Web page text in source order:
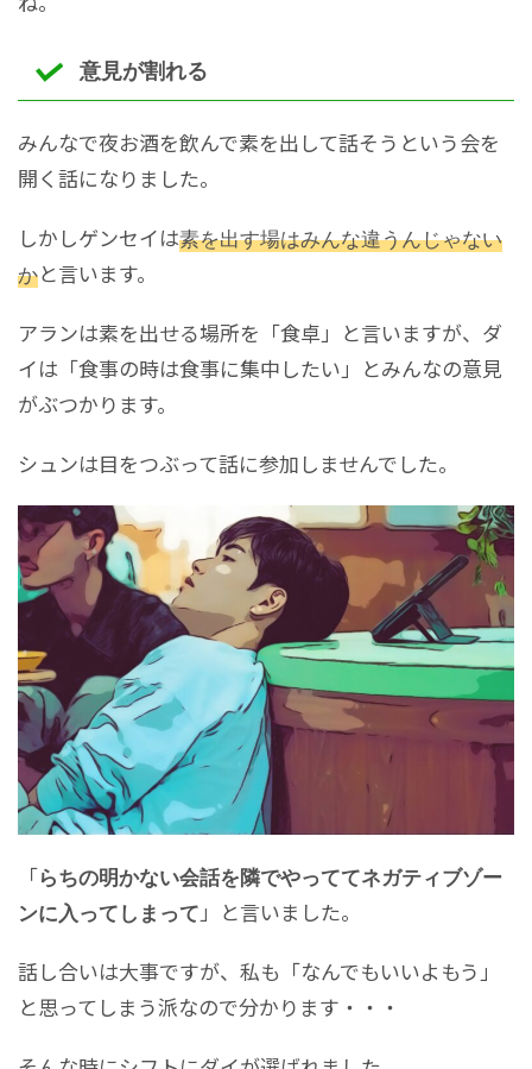
意見が割れる
みんなで夜お酒を飲んで素を出して話そうという会を
開く話になりました。
しかしゲンセイは素を出す場はみんな違うんじゃない
かと言います。
アランは素を出せる場所を「食卓」と言いますが、ダ
イは「食事の時は食事に集中したい」とみんなの意見
がぶつかります。
シュンは目をつぶって話に参加しませんでした。
「らちの明かない会話を隣でやっててネガティブゾー
ンに入ってしまって 」と言いました。
話し合いは大事ですが、私も「なんでもいいよもう」
と思ってしまう派なので分かります・・・